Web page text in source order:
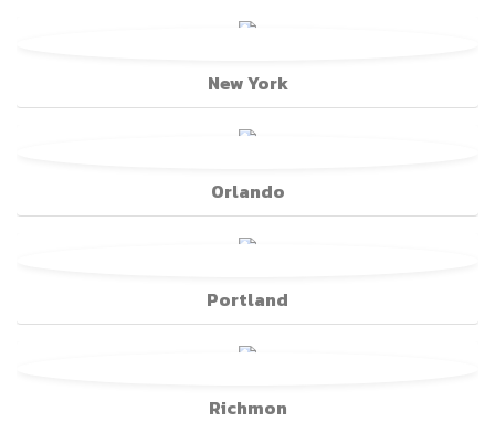
New York
Orlando
Portland
Richmon